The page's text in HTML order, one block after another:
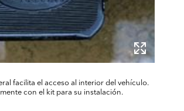
facilita el acceso al interior del vehículo.
con el kit para su instalación.